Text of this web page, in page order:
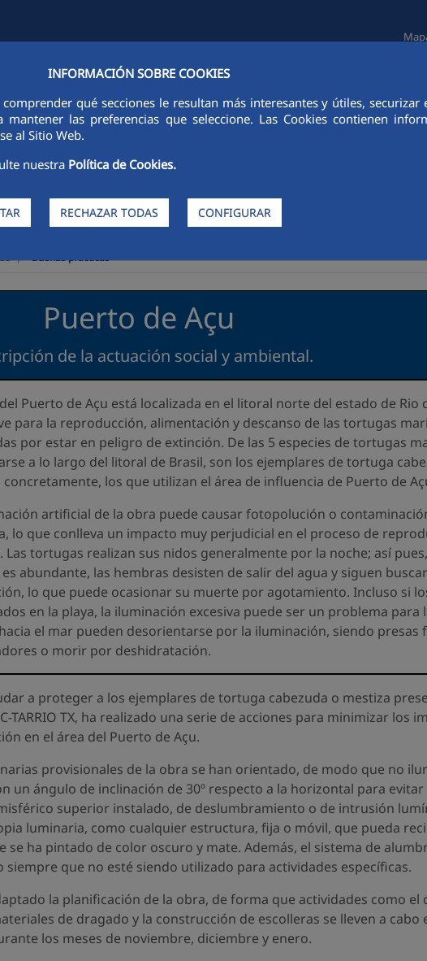
INFORMACIÓN SOBRE COOKIES
qué secciones le resultan más interesantes y útiles,
las preferencias que seleccione. Las Cookies contienen
al Sitio Web.
nuestra Política de Cookies.
RECHAZAR TODAS CONFIGURAR
>Buenas prácticas
Puerto de Açu
de la actuación social y ambiental.
Puerto de Açu está localizada en el litoral norte del estado de Rio
para la reproducción, alimentación y descanso de las tortugas
por estar en peligro de extinción. De las 5 especies de tortugas
a lo largo del litoral de Brasil, son los ejemplares de tortuga
concretamente, los que utilizan el área de influencia de Puerto de
artificial de la obra puede causar fotopolución o
lo que conlleva un impacto muy perjudicial en el proceso de
Las tortugas realizan sus nidos generalmente por la noche; así
abundante, las hembras desisten de salir del agua y siguen
lo que puede ocasionar su muerte por agotamiento. Incluso si
en la playa, la iluminación excesiva puede ser un problema para
el mar pueden desorientarse por la iluminación, siendo presas
o morir por deshidratación.
a proteger a los ejemplares de tortuga cabezuda o mestiza
TARRIO TX, ha realizado una serie de acciones para minimizar los
en el área del Puerto de Açu.
provisionales de la obra se han orientado, de modo que no
un ángulo de inclinación de 30º respecto a la horizontal para evitar
superior instalado, de deslumbramiento o de intrusión
luminaria, como cualquier estructura, fija o móvil, que pueda
se ha pintado de color oscuro y mate. Además, el sistema de
siempre que no esté siendo utilizado para actividades específicas.
la planificación de la obra, de forma que actividades como el
de dragado y la construcción de escolleras se lleven a cabo
los meses de noviembre, diciembre y enero.